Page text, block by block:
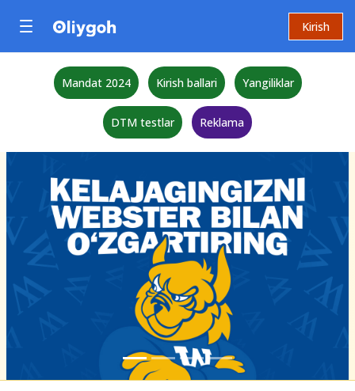
Kirish
Mandat 2024 Kirish ballari Yangiliklar
DTM testlar Reklama